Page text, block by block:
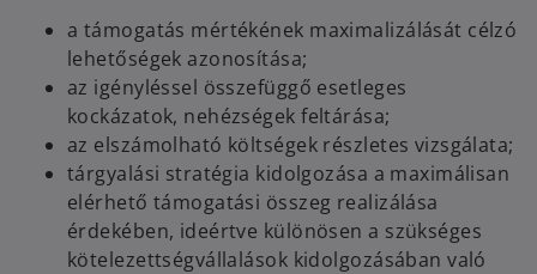
a támogatás mértékének maximalizálását célzó
lehetőségek azonosítása;
az igényléssel összefüggő esetleges
kockázatok, nehézségek feltárása;
az elszámolható költségek részletes vizsgálata;
tárgyalási stratégia kidolgozása a maximálisan
elérhető támogatási összeg realizálása
érdekében, ideértve különösen a szükséges
kötelezettségvállalások kidolgozásában való